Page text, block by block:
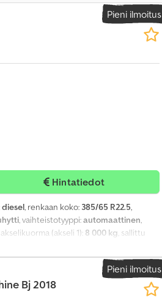
Pieni ilmoitus
Hintatiedot
diesel, renkaan koko: 385/65 R22.5,
, vaihteistotyyppi:automaattinen,
(akseli 1): 8 000 kg, sallittu
spoileri, sumuvalot, sähköinen
Pieni ilmoitus
Bj 2018